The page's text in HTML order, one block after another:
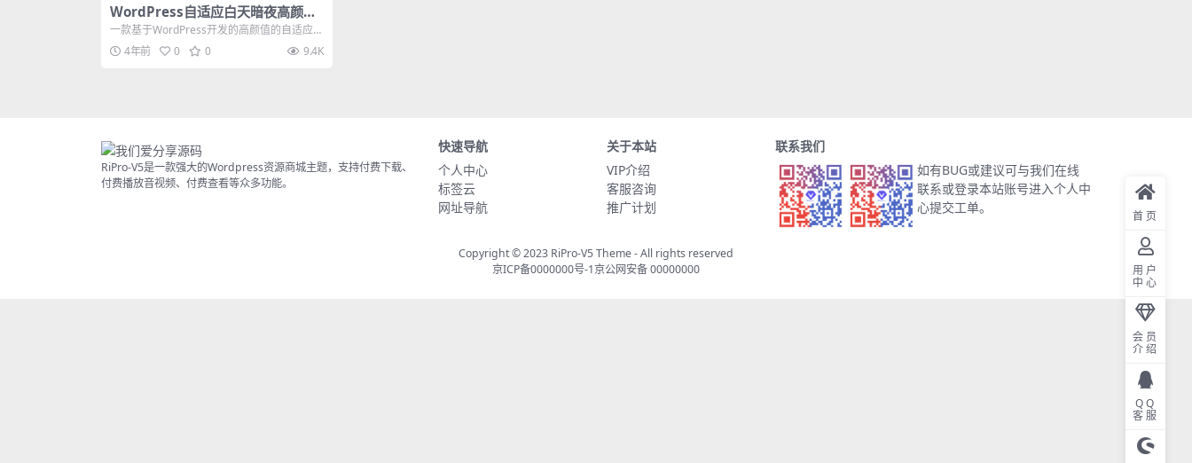
WordPress自适应白天暗夜高颜值
无刷新加载首页支持三种布局 v2.4
一款基于WordPress开发的高颜值的自适应主
题，支持白天与黑夜模式。首页支持...
4年前 0 0 9.4K
RiPro-V5是一款强大的Wordpress资源商城主题，支持付费下载、
付费播放音视频、付费查看等众多功能。
快速导航
个人中心
标签云
网址导航
关于本站
VIP介绍
客服咨询
推广计划
联系我们
如有BUG或建议可与我们在线
联系或登录本站账号进入个人中
心提交工单。
Copyright © 2023 RiPro-V5 Theme- All rights reserved
京ICP备0000000号-1京公网安备 00000000
首页
用户
中心
会员
介绍
QQ
客服